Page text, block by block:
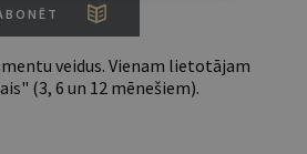
veidus. Vienam lietotājam
(3, 6 un 12 mēnešiem).